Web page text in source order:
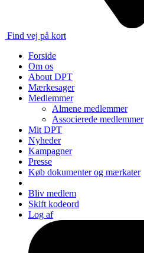
Find vej på kort
Forside
Om os
About DPT
Mærkesager
Medlemmer
Almene medlemmer
Associerede medlemmer
Mit DPT
Nyheder
Kampagner
Presse
Køb dokumenter og mærkater
Bliv medlem
Skift kodeord
Log af